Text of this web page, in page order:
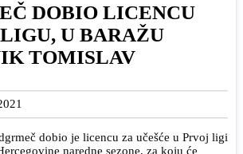
DOBIO LICENCU
U BARAŽU
TOMISLAV
dobio je licencu za učešće u Prvoj ligi
naredne sezone, za koju će